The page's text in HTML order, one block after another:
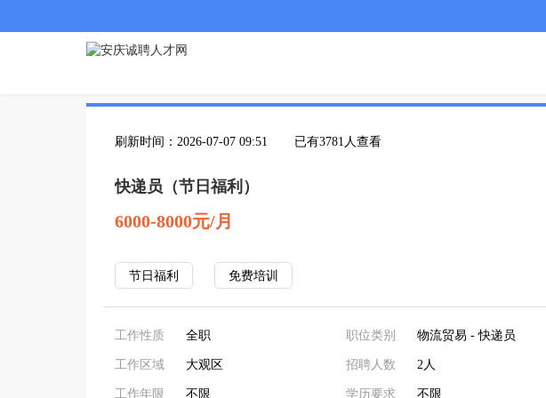
刷新时间：2026-07-07 09:51 已有3781人查看
快递员（节日福利）
6000-8000元/月
节日福利 免费培训
工作性质 全职
工作区域 大观区
工作年限 不限
职位类别 物流贸易 - 快递员
招聘人数 2人
学历要求 不限